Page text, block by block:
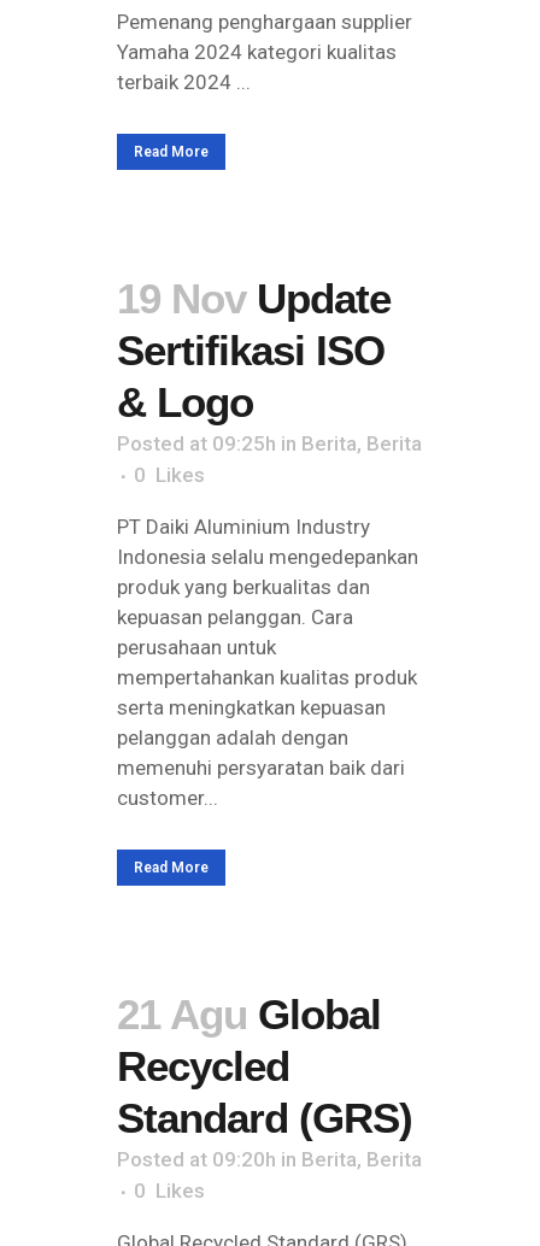
Pemenang penghargaan supplier
Yamaha 2024 kategori kualitas
terbaik 2024 ...
Read More
19 Nov Update
Sertifikasi ISO
& Logo
Posted at 09:25h in Berita, Berita
0 Likes
PT Daiki Aluminium Industry
Indonesia selalu mengedepankan
produk yang berkualitas dan
kepuasan pelanggan. Cara
perusahaan untuk
mempertahankan kualitas produk
serta meningkatkan kepuasan
pelanggan adalah dengan
memenuhi persyaratan baik dari
customer...
Read More
21 Agu Global
Recycled
Standard (GRS)
Posted at 09:20h in Berita, Berita
0 Likes